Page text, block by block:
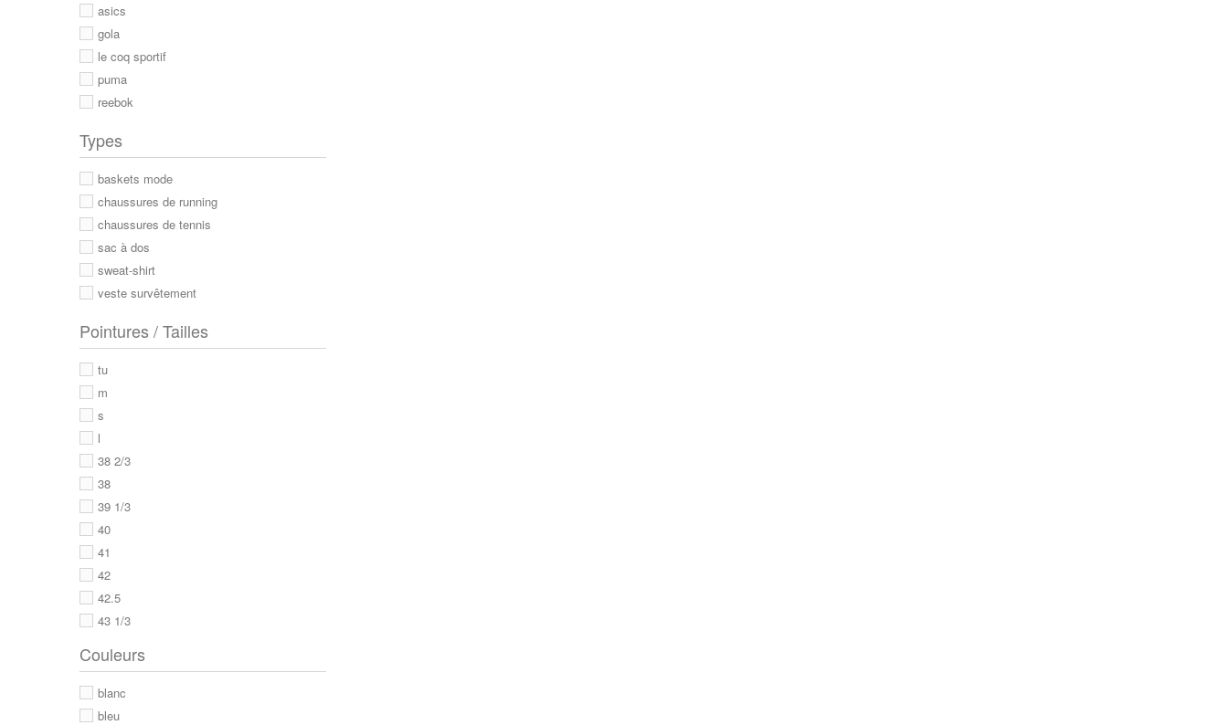
asics
gola
le coq sportif
puma
reebok
Types
baskets mode
chaussures de running
chaussures de tennis
sac à dos
sweat-shirt
veste survêtement
Pointures / Tailles
tu
m
s
l
38 2/3
38
39 1/3
40
41
42
42.5
43 1/3
44
44 2/3
46
Couleurs
blanc
bleu